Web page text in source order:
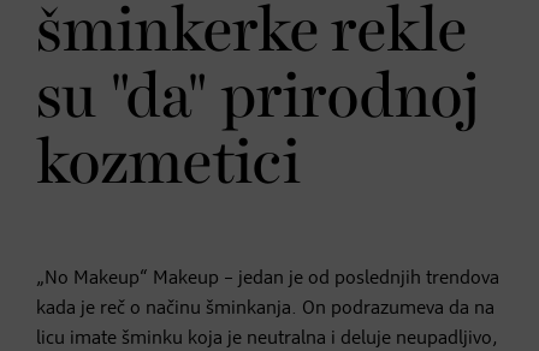
šminkerke rekle
su "da" prirodnoj
kozmetici
„No Makeup“ Makeup – jedan je od poslednjih trendova
kada je reč o načinu šminkanja. On podrazumeva da na
licu imate šminku koja je neutralna i deluje neupadljivo,